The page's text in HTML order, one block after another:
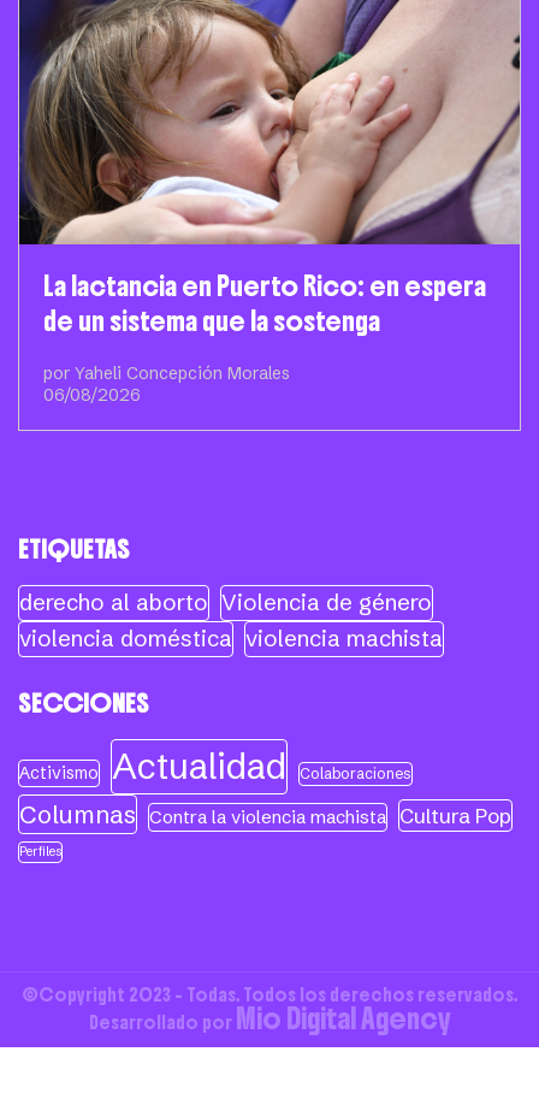
La lactancia en Puerto Rico: en espera
de un sistema que la sostenga
por Yaheli Concepción Morales
06/08/2026
ETIQUETAS
derecho al aborto Violencia de género
violencia doméstica violencia machista
SECCIONES
Activismo Actualidad Colaboraciones
Columnas Contra la violencia machista Cultura Pop
Perfiles
©Copyright 2023 - Todas. Todos los derechos reservados.
Desarrollado por Mio Digital Agency